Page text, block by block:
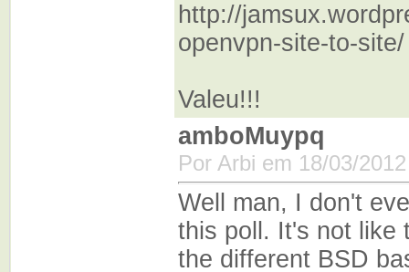
http://
openvpn-site-to-
Valeu!!!
amboMuypq
Por Arbi em 18/03/
Well man, I don't
this poll. It's not like
the different BSD